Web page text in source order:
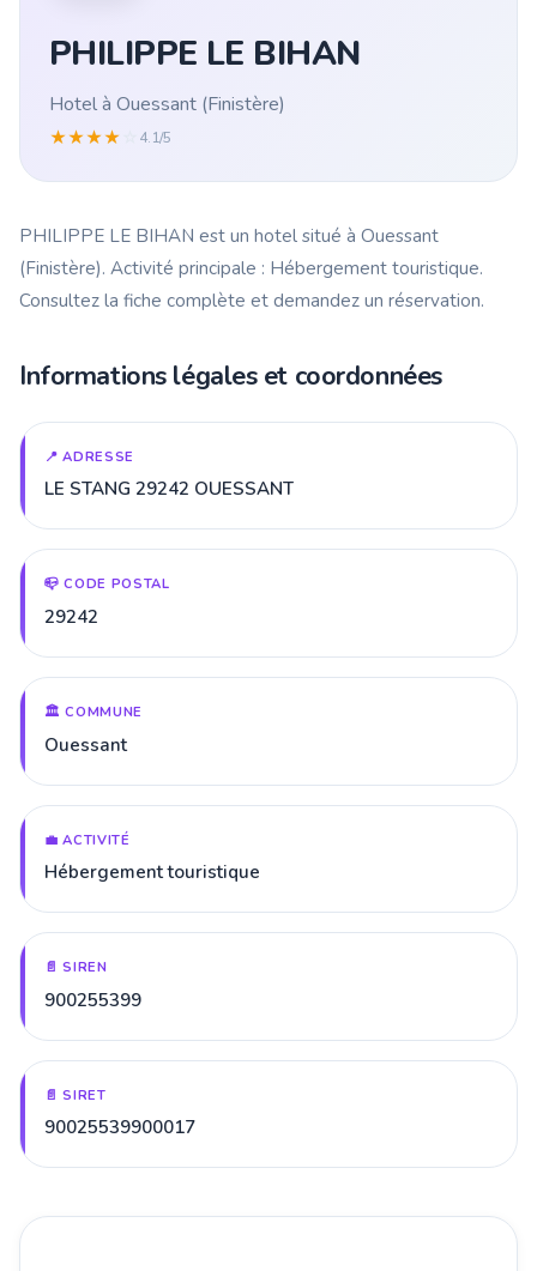
PHILIPPE LE BIHAN
Hotel à Ouessant (Finistère)
★★★★ 4.1/5
PHILIPPE LE BIHAN est un hotel situé à Ouessant
(Finistère). Activité principale : Hébergement touristique.
Consultez la fiche complète et demandez un réservation.
Informations légales et coordonnées
📍 ADRESSE
LE STANG 29242 OUESSANT
📪 CODE POSTAL
29242
🏛️ COMMUNE
Ouessant
💼 ACTIVITÉ
Hébergement touristique
📄 SIREN
900255399
📄 SIRET
90025539900017